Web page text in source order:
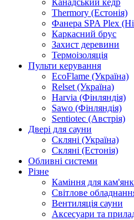
Канадський кедр
Thermory (Естонія)
Фанера SPA Plex
Каркасний брус
Захист деревини
Термоізоляція
Пульти керування
EcoFlame (Україна)
Relset (Україна)
Harvia (Фінляндія)
Sawo (Фінляндія)
Sentiotec (Австрія)
Двері для сауни
Скляні (Україна)
Скляні (Естонія)
Обливні системи
Різне
Каміння для
Світлове
Вентиляція сауни
Аксесуари та